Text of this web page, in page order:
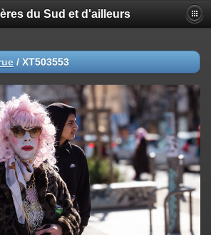
du Sud et d'ailleurs
/ XT503553